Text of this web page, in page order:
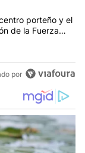
F 16
porteño y el
de la Fuerza
por